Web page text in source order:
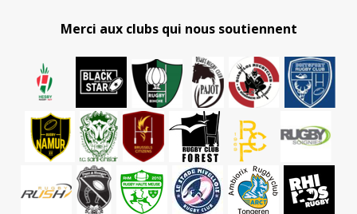
Merci aux clubs qui nous soutiennent